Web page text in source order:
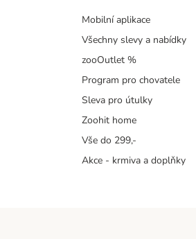
Mobilní aplikace
Všechny slevy a nabídky
zooOutlet %
Program pro chovatele
Sleva pro útulky
Zoohit home
Vše do 299,-
Akce - krmiva a doplňky